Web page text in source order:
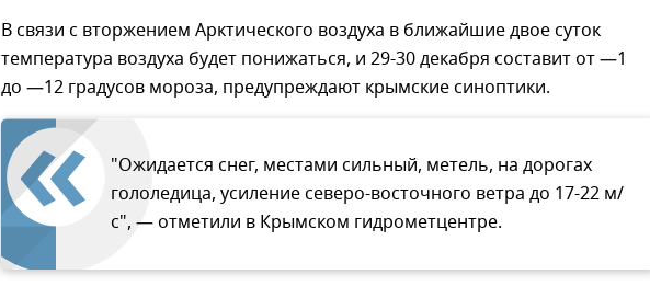
В связи с вторжением Арктического воздуха в ближайшие двое суток
температура воздуха будет понижаться, и 29-30 декабря составит от —1
до —12 градусов мороза, предупреждают крымские синоптики.
"Ожидается снег, местами сильный, метель, на дорогах
гололедица, усиление северо-восточного ветра до 17-22 м/
с", — отметили в Крымском гидрометцентре.